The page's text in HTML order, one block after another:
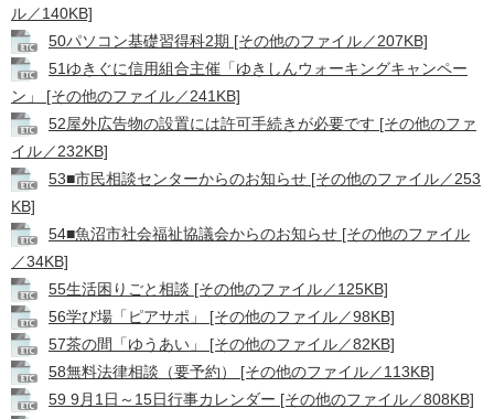
ル／140KB]
50パソコン基礎習得科2期 [その他のファイル／207KB]
51ゆきぐに信用組合主催「ゆきしんウォーキングキャンペー
ン」 [その他のファイル／241KB]
52屋外広告物の設置には許可手続きが必要です [その他のファ
イル／232KB]
53■市民相談センターからのお知らせ [その他のファイル／253
KB]
54■魚沼市社会福祉協議会からのお知らせ [その他のファイル
／34KB]
55生活困りごと相談 [その他のファイル／125KB]
56学び場「ピアサポ」 [その他のファイル／98KB]
57茶の間「ゆうあい」 [その他のファイル／82KB]
58無料法律相談（要予約） [その他のファイル／113KB]
59 9月1日～15日行事カレンダー [その他のファイル／808KB]